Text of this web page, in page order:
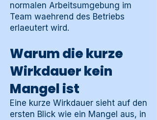
normalen Arbeitsumgebung im
Team waehrend des Betriebs
erlaeutert wird.
Warum die kurze
Wirkdauer kein
Mangel ist
Eine kurze Wirkdauer sieht auf den
ersten Blick wie ein Mangel aus, in